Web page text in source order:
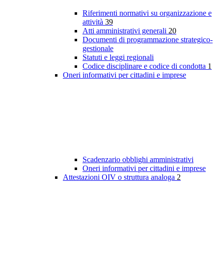
Riferimenti normativi su organizzazione e
attività 39
Atti amministrativi generali 20
Documenti di programmazione strategico-
gestionale
Statuti e leggi regionali
Codice disciplinare e codice di condotta 1
Oneri informativi per cittadini e imprese
Scadenzario obblighi amministrativi
Oneri informativi per cittadini e imprese
Attestazioni OIV o struttura analoga 2